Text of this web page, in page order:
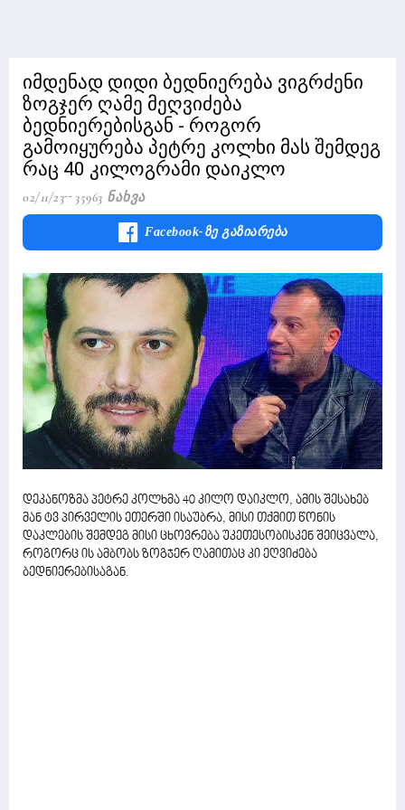
იმდენად დიდი ბედნიერება ვიგრძენი
ზოგჯერ ღამე მეღვიძება
ბედნიერებისგან - როგორ
გამოიყურება პეტრე კოლხი მას შემდეგ
რაც 40 კილოგრამი დაიკლო
02/11/23 35963 Ნახვა
Facebook-Ზე Გაზიარება
დეკანოზმა პეტრე კოლხმა 40 კილო დაიკლო, ამის შესახებ
მან ტვ პირველის ეთერში ისაუბრა, მისი თქმით წონის
დაკლების შემდეგ მისი ცხოვრება უკეთესობისკენ შეიცვალა,
როგორც ის ამბობს ზოგჯერ ღამითაც კი ეღვიძება
ბედნიერებისაგან.